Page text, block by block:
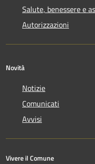
Salute, benessere e
Autorizzazioni
Novità
Notizie
Comunicati
Avvisi
Vivere il Comune